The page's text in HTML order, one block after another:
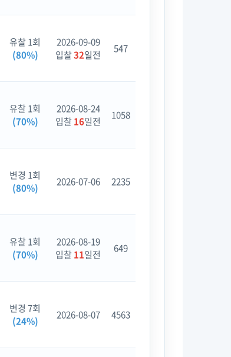
유찰 1회
(80%)
2026-09-09
입찰32일전 547
유찰 1회
(70%)
2026-08-24
입찰16일전 1058
변경 1회
(80%)
2026-07-06 2235
유찰 1회
(70%)
2026-08-19
입찰11일전 649
변경 7회
(24%)
2026-08-07 4563